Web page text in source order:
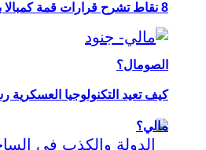
8 نقاط تشرح قرارات قمة
الصومال؟
كيف تعيد التكنولوجيا العسكرية
مالي؟